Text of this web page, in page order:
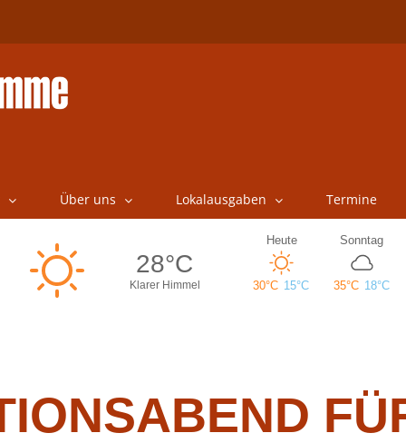
Über uns Lokalausgaben Termine